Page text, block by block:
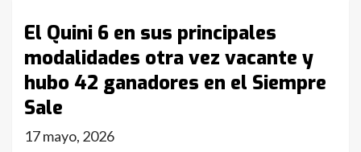
El Quini 6 en sus principales
modalidades otra vez vacante y
hubo 42 ganadores en el Siempre
Sale
17 mayo, 2026